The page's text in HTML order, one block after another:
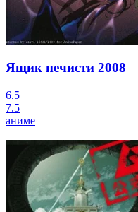
Ящик нечисти 2008
6.5
7.5
аниме